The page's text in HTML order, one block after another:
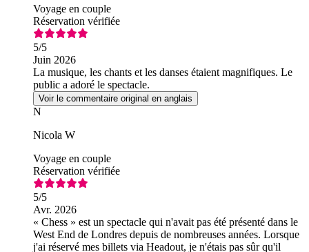
Voyage en couple
Réservation vérifiée
5/5
Juin 2026
La musique, les chants et les danses étaient magnifiques. Le
public a adoré le spectacle.
Voir le commentaire original en anglais
N
Nicola W
Voyage en couple
Réservation vérifiée
5/5
Avr. 2026
« Chess » est un spectacle qui n'avait pas été présenté dans le
West End de Londres depuis de nombreuses années. Lorsque
j'ai réservé mes billets via Headout, je n'étais pas sûr qu'il